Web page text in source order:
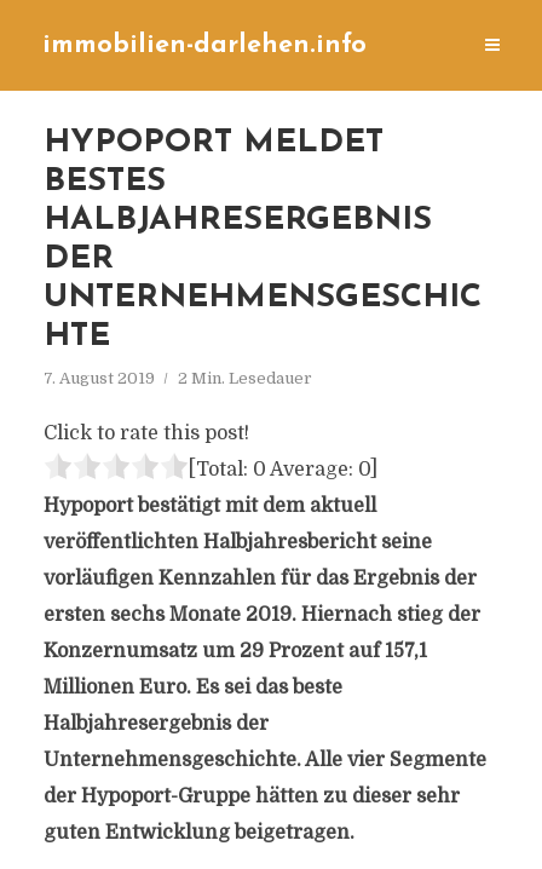
immobilien-darlehen.info
HYPOPORT MELDET
BESTES
HALBJAHRESERGEBNIS
DER
UNTERNEHMENSGESCHIC
HTE
7. August 2019 2 Min. Lesedauer
Click to rate this post!
[Total: 0 Average: 0]
Hypoport bestätigt mit dem aktuell
veröffentlichten Halbjahresbericht seine
vorläufigen Kennzahlen für das Ergebnis der
ersten sechs Monate 2019. Hiernach stieg der
Konzernumsatz um 29 Prozent auf 157,1
Millionen Euro. Es sei das beste
Halbjahresergebnis der
Unternehmensgeschichte. Alle vier Segmente
der Hypoport-Gruppe hätten zu dieser sehr
guten Entwicklung beigetragen.